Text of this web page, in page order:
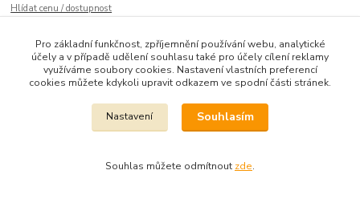
Hlídat cenu / dostupnost
Zboží zařazeno v kategoriích
BYTOVÉ DOPLŇKY A DEKORACE
Pro základní funkčnost, zpříjemnění používání webu, analytické
účely a v případě udělení souhlasu také pro účely cílení reklamy
využíváme soubory cookies. Nastavení vlastních preferencí
cookies můžete kdykoli upravit odkazem ve spodní části stránek.
Nastavení Souhlasím
Souhlas můžete odmítnout zde.